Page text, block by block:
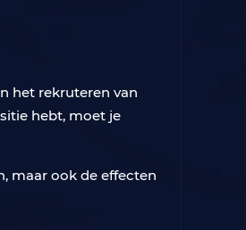
het rekruteren van
hebt, moet je
maar ook de effecten